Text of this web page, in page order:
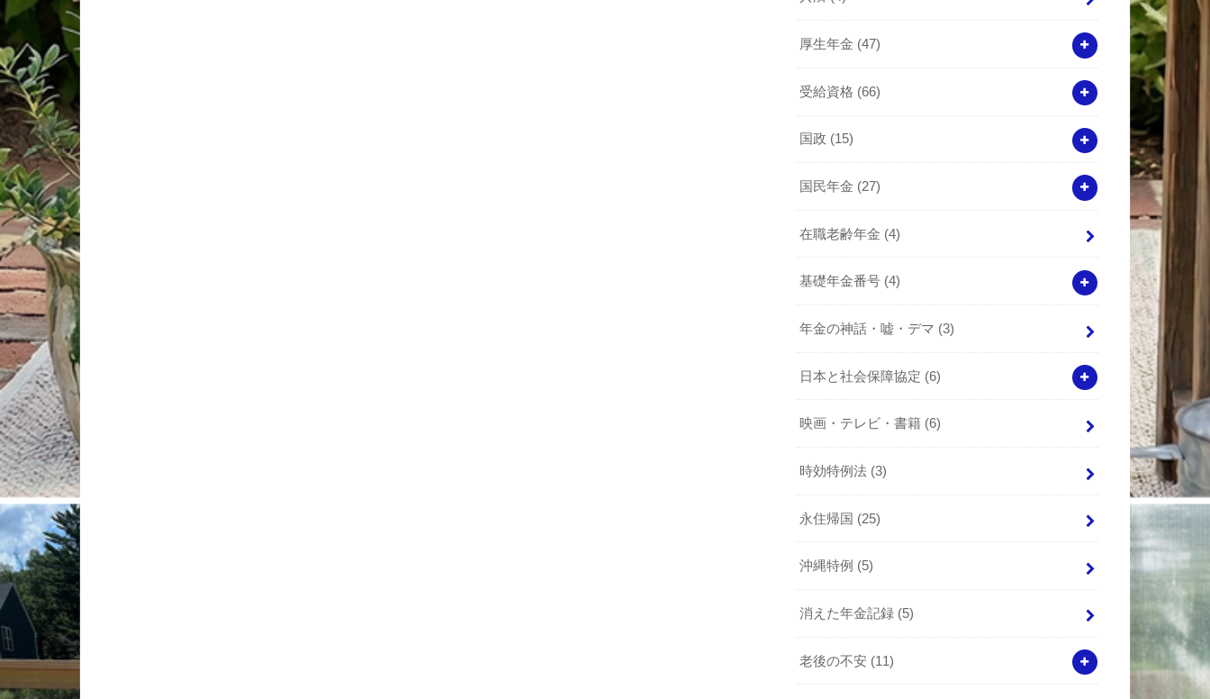
厚生年金 (47)
受給資格 (66)
国政 (15)
国民年金 (27)
在職老齢年金 (4)
基礎年金番号 (4)
年金の神話・嘘・デマ (3)
日本と社会保障協定 (6)
映画・テレビ・書籍 (6)
時効特例法 (3)
永住帰国 (25)
沖縄特例 (5)
消えた年金記録 (5)
老後の不安 (11)